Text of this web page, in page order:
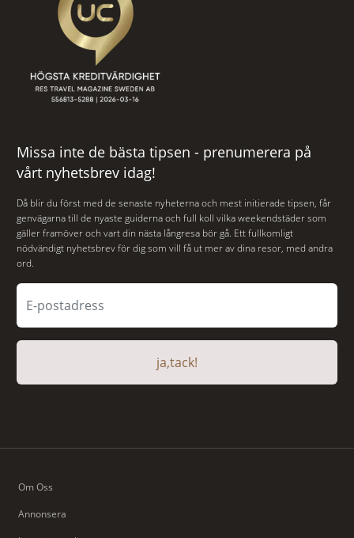
Missa inte de bästa tipsen - prenumerera på
vårt nyhetsbrev idag!
Då blir du först med de senaste nyheterna och mest initierade tipsen, får
genvägarna till de nyaste guiderna och full koll vilka weekendstäder som
gäller framöver och vart din nästa långresa bör gå. Ett fullkomligt
nödvändigt nyhetsbrev för dig som vill få ut mer av dina resor, med andra
ord.
ja,tack!
Om Oss
Annonsera